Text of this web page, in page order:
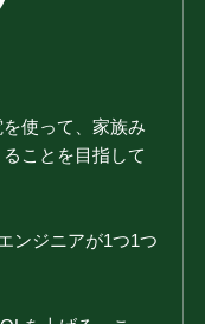
使って、家族み
ことを目指して
ンジニアが1つ1つ